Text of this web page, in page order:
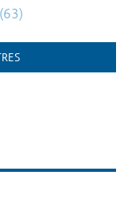
(63)